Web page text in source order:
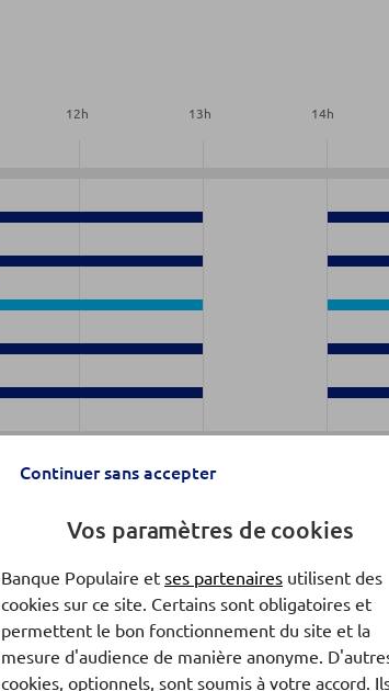
12h 13h 14h
Fermé
Continuer sans accepter
Vos paramètres de cookies
Banque Populaire et ses partenaires utilisent des
cookies sur ce site. Certains sont obligatoires et
permettent le bon fonctionnement du site et la
mesure d'audience de manière anonyme.
cookies, optionnels, sont soumis à votre accord.